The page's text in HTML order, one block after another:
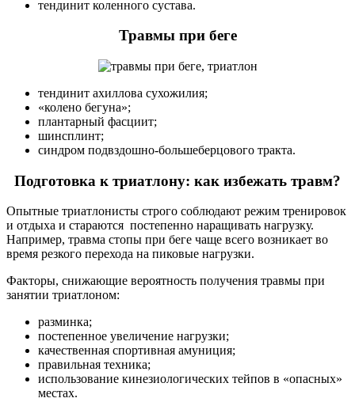
тендинит коленного сустава.
Травмы при беге
тендинит ахиллова сухожилия;
«колено бегуна»;
плантарный фасциит;
шинсплинт;
синдром подвздошно-большеберцового тракта.
Подготовка к триатлону: как избежать травм?
Опытные триатлонисты строго соблюдают режим тренировок
и отдыха и стараются постепенно наращивать нагрузку.
Например, травма стопы при беге чаще всего возникает во
время резкого перехода на пиковые нагрузки.
Факторы, снижающие вероятность получения травмы при
занятии триатлоном:
разминка;
постепенное увеличение нагрузки;
качественная спортивная амуниция;
правильная техника;
использование кинезиологических тейпов в «опасных»
местах.